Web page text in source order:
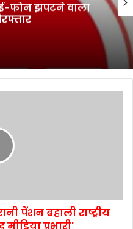
फोन झपटने वाला
पेंशन बहाली राष्ट्रीय